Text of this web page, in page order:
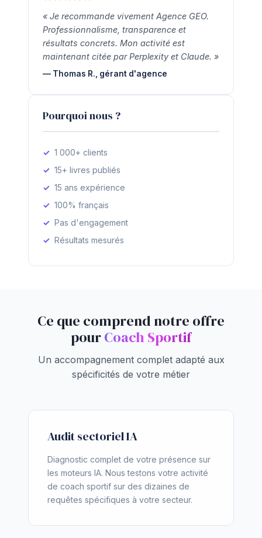
« Je recommande vivement Agence GEO.
Professionnalisme, transparence et
résultats concrets. Mon activité est
maintenant citée par Perplexity et Claude. »
— Thomas R., gérant d'agence
Pourquoi nous ?
1 000+ clients
15+ livres publiés
15 ans expérience
100% français
Pas d'engagement
Résultats mesurés
Ce que comprend notre offre
pourCoach Sportif
Un accompagnement complet adapté aux
spécificités de votre métier
Audit sectoriel IA
Diagnostic complet de votre présence sur
les moteurs IA. Nous testons votre activité
de coach sportif sur des dizaines de
requêtes spécifiques à votre secteur.